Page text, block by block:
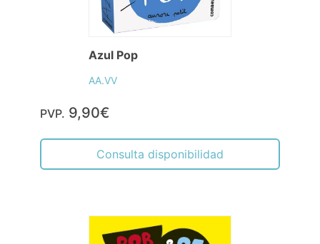
Azul Pop
AA.VV
PVP. 9,90€
Consulta disponibilidad